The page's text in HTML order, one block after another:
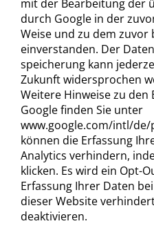
mit der Bearbeitung der
durch Google in der
Weise und zu dem zuvor
einverstanden. Der
speicherung kann
Zukunft widersprochen
Weitere Hinweise zu den
Google finden Sie unter
www.google.com/intl/de/
können die Erfassung
Analytics verhindern,
klicken. Es wird ein Opt-
Erfassung Ihrer Daten
dieser Website
deaktivieren.